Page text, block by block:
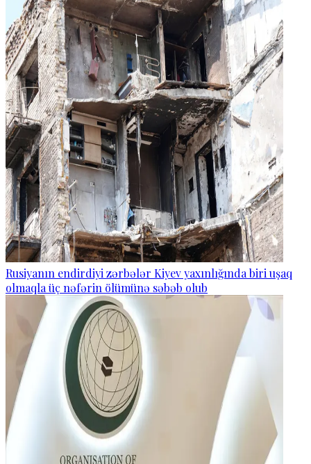
Rusiyanın endirdiyi zərbələr Kiyev yaxınlığında biri uşaq
olmaqla üç nəfərin ölümünə səbəb olub